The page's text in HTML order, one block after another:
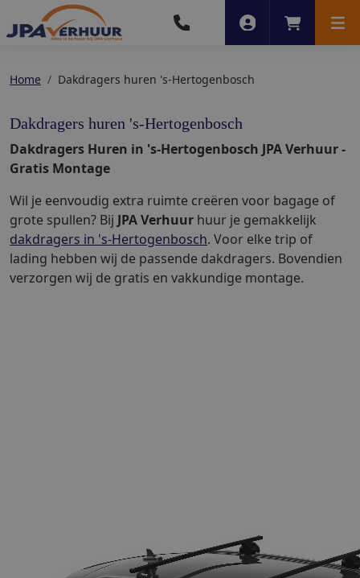
Account
Home Dakdragers huren 's-Hertogenbosch
Dakdragers huren 's-Hertogenbosch
Dakdragers Huren in 's-Hertogenbosch JPA Verhuur -
Gratis Montage
Wil je eenvoudig extra ruimte creëren voor bagage of
grote spullen? Bij JPA Verhuur huur je gemakkelijk
dakdragers in 's-Hertogenbosch. Voor elke trip of
lading hebben wij de passende dakdragers. Bovendien
verzorgen wij de gratis en vakkundige montage.